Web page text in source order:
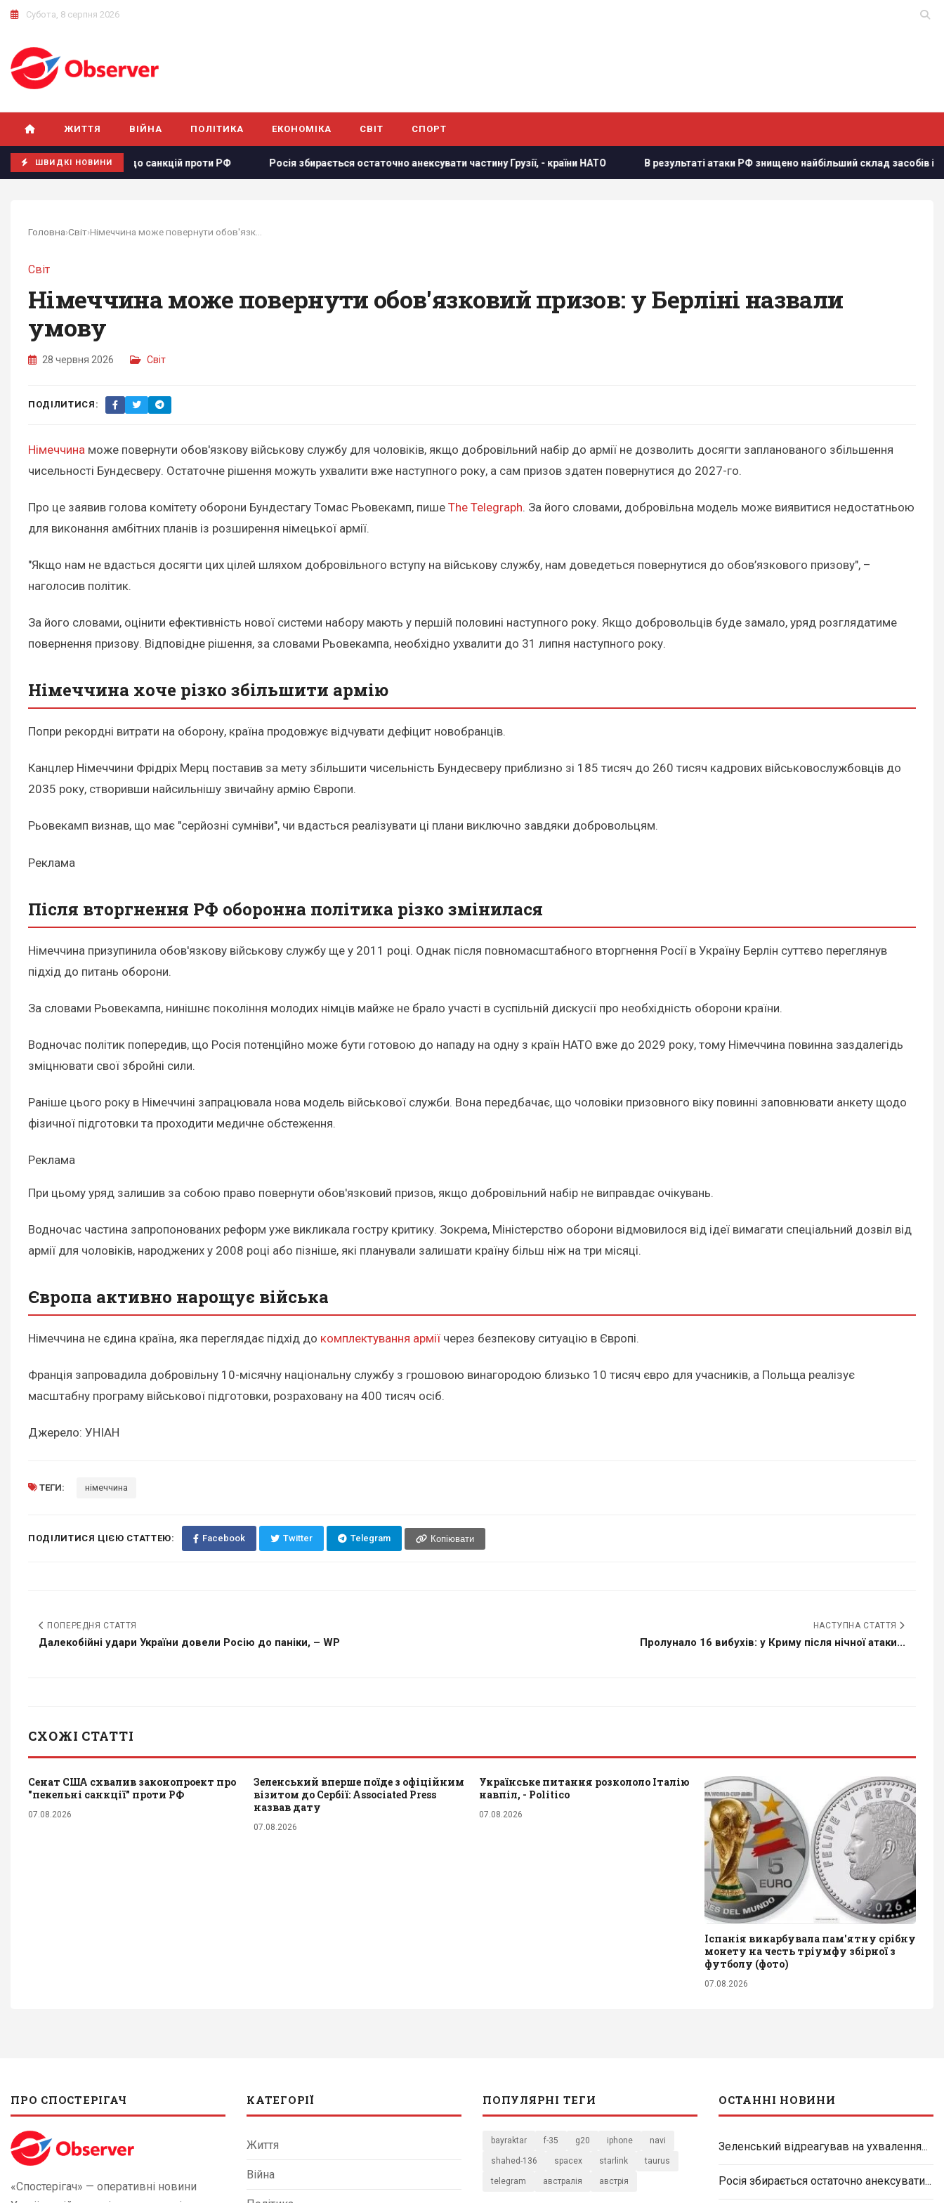
Субота, 8 серпня 2026
ЖИТТЯ ВІЙНА ПОЛІТИКА ЕКОНОМІКА СВІТ СПОРТ
ШВИДКІ НОВИНИ
щодо санкцій проти РФ Росія збирається остаточно анексувати частину Грузії, - країни НАТО В результаті атаки РФ знищено найбільший склад засобів
Головна›Світ›
Світ
Німеччина може повернути обов'язковий призов: у Берліні назвали
умову
28 червня 2026 Світ
ПОДІЛИТИСЯ:
Німеччина може повернути обов'язкову військову службу для чоловіків, якщо добровільний набір до армії не дозволить досягти запланованого збільшення
чисельності Бундесверу. Остаточне рішення можуть ухвалити вже наступного року, а сам призов здатен повернутися до 2027-го.
Про це заявив голова комітету оборони Бундестагу Томас Рьовекамп, пише The Telegraph. За його словами, добровільна модель може виявитися недостатньою
для виконання амбітних планів із розширення німецької армії.
"Якщо нам не вдасться досягти цих цілей шляхом добровільного вступу на військову службу, нам доведеться повернутися до обов’язкового призову", –
наголосив політик.
За його словами, оцінити ефективність нової системи набору мають у першій половині наступного року. Якщо добровольців буде замало, уряд розглядатиме
повернення призову. Відповідне рішення, за словами Рьовекампа, необхідно ухвалити до 31 липня наступного року.
Німеччина хоче різко збільшити армію
Попри рекордні витрати на оборону, країна продовжує відчувати дефіцит новобранців.
Канцлер Німеччини Фрідріх Мерц поставив за мету збільшити чисельність Бундесверу приблизно зі 185 тисяч до 260 тисяч кадрових військовослужбовців до
2035 року, створивши найсильнішу звичайну армію Європи.
Рьовекамп визнав, що має "серйозні сумніви", чи вдасться реалізувати ці плани виключно завдяки добровольцям.
Реклама
Після вторгнення РФ оборонна політика різко змінилася
Німеччина призупинила обов'язкову військову службу ще у 2011 році. Однак після повномасштабного вторгнення Росії в Україну Берлін суттєво переглянув
підхід до питань оборони.
За словами Рьовекампа, нинішнє покоління молодих німців майже не брало участі в суспільній дискусії про необхідність оборони країни.
Водночас політик попередив, що Росія потенційно може бути готовою до нападу на одну з країн НАТО вже до 2029 року, тому Німеччина повинна заздалегідь
зміцнювати свої збройні сили.
Раніше цього року в Німеччині запрацювала нова модель військової служби. Вона передбачає, що чоловіки призовного віку повинні заповнювати анкету щодо
фізичної підготовки та проходити медичне обстеження.
Реклама
При цьому уряд залишив за собою право повернути обов'язковий призов, якщо добровільний набір не виправдає очікувань.
Водночас частина запропонованих реформ уже викликала гостру критику. Зокрема, Міністерство оборони відмовилося від ідеї вимагати спеціальний дозвіл від
армії для чоловіків, народжених у 2008 році або пізніше, які планували залишати країну більш ніж на три місяці.
Європа активно нарощує війська
Німеччина не єдина країна, яка переглядає підхід до комплектування армії через безпекову ситуацію в Європі.
Франція запровадила добровільну 10-місячну національну службу з грошовою винагородою близько 10 тисяч євро для учасників, а Польща реалізує
масштабну програму військової підготовки, розраховану на 400 тисяч осіб.
Джерело: УНІАН
ТЕГИ: німеччина
ПОДІЛИТИСЯ ЦІЄЮ СТАТТЕЮ: Facebook Twitter Telegram Копіювати
ПОПЕРЕДНЯ СТАТТЯ
Далекобійні удари України довели Росію до паніки, – WP
НАСТУПНА СТАТТЯ
Пролунало 16 вибухів: у Криму після нічної атаки...
СХОЖІ СТАТТІ
Сенат США схвалив законопроект про
"пекельні санкції" проти РФ
07.08.2026
Зеленський вперше поїде з офіційним
візитом до Сербії: Associated Press
назвав дату
07.08.2026
Українське питання розкололо Італію
навпіл, - Politico
07.08.2026
Іспанія викарбувала пам'ятну срібну
монету на честь тріумфу збірної з
футболу (фото)
07.08.2026
ПРО СПОСТЕРІГАЧ
«Спостерігач» — оперативні новини
КАТЕГОРІЇ
Життя
Війна
ПОПУЛЯРНІ ТЕГИ
bayraktar f-35 g20 iphone navi
shahed-136 spacex starlink taurus
telegram австралія австрія
ОСТАННІ НОВИНИ
Зеленський відреагував на ухвалення...
Росія збирається остаточно анексувати...